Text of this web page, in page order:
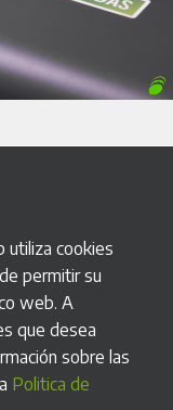
utiliza cookies
permitir su
web. A
que desea
sobre las
Politica de